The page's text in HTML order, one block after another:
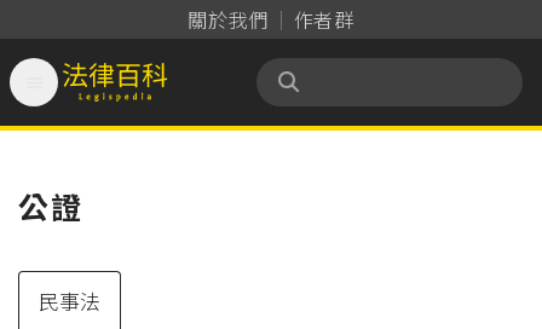
關於我們 作者群
法律百科 Legispedia
公證
民事法